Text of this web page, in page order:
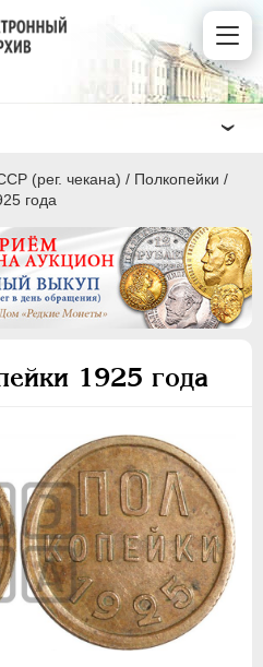
(рег. чекана) / Полкопейки /
года
1925 года